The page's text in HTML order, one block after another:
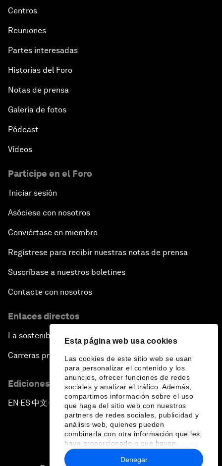
Esta página web usa cookies
Las cookies de este sitio web se usan
para personalizar el contenido y los
anuncios, ofrecer funciones de redes
sociales y analizar el tráfico. Además,
compartimos información sobre el uso
que haga del sitio web con nuestros
partners de redes sociales, publicidad y
análisis web, quienes pueden
combinarla con otra información que les
haya proporcionado o que hayan
recopilado a partir del uso que haya
hecho de sus servicios.
Denegar
Centros
Reuniones
Partes interesadas
Historias del Foro
Notas de prensa
Galería de fotos
Pódcast
Vídeos
Participe en el Foro
Iniciar sesión
Asóciese con nosotros
Conviértase en miembro
Regístrese para recibir nuestras notas de prensa
Suscríbase a nuestros boletines
Contacte con nosotros
Enlaces directos
La sostenibilidad en el Foro
Carreras profesionales
Ediciones en otros idiomas
EN ▪ES▪中文▪ 日本語